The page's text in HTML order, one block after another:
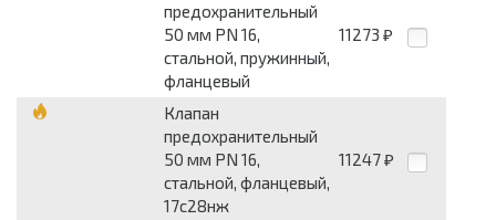
предохранительный
50 мм PN 16,
стальной, пружинный,
фланцевый
11273 ₽
Клапан
предохранительный
50 мм PN 16,
стальной, фланцевый,
17с28нж
11247 ₽